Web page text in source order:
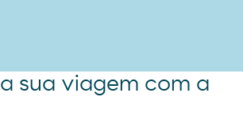
sua viagem com a